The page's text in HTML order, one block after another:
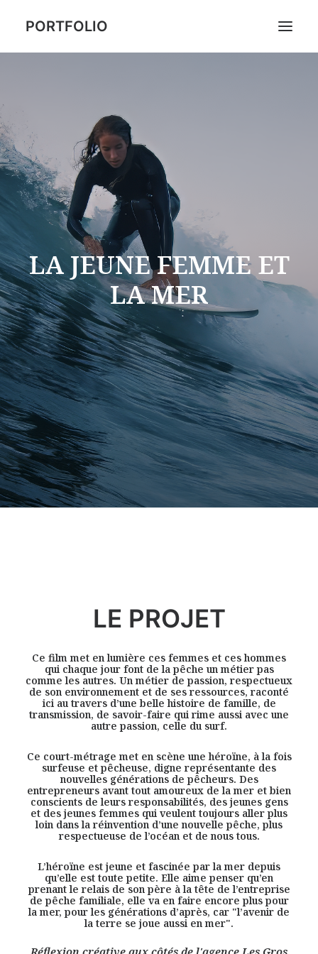
PORTFOLIO
LA JEUNE FEMME ET
LA MER
LE PROJET
Ce film met en lumière ces femmes et ces hommes
qui chaque jour font de la pêche un métier pas
comme les autres. Un métier de passion, respectueux
de son environnement et de ses ressources, raconté
ici au travers d’une belle histoire de famille, de
transmission, de savoir-faire qui rime aussi avec une
autre passion, celle du surf.
Ce court-métrage met en scène une héroïne, à la fois
surfeuse et pêcheuse, digne représentante des
nouvelles générations de pêcheurs. Des
entrepreneurs avant tout amoureux de la mer et bien
conscients de leurs responsabilités, des jeunes gens
et des jeunes femmes qui veulent toujours aller plus
loin dans la réinvention d’une nouvelle pêche, plus
respectueuse de l’océan et de nous tous.
L’héroïne est jeune et fascinée par la mer depuis
qu’elle est toute petite. Elle aime penser qu’en
prenant le relais de son père à la tête de l’entreprise
de pêche familiale, elle va en faire encore plus pour
la mer, pour les générations d’après, car "l’avenir de
la terre se joue aussi en mer".
Réflexion créative aux côtés de l'agence Les Gros